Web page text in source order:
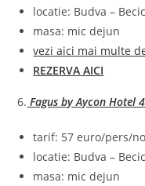
locatie: Budva –
masa: mic dejun
vezi aici mai multe
REZERVA AICI
6. Fagus by Aycon Hotel
tarif: 57 euro/pers/
locatie: Budva –
masa: mic dejun